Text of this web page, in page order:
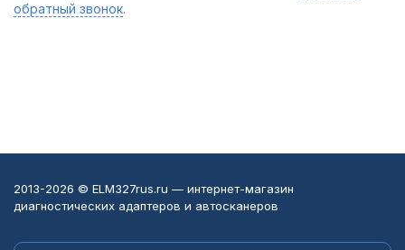
обратный звонок.
2013-2026 © ELM327rus.ru — интернет-магазин
диагностических адаптеров и автосканеров